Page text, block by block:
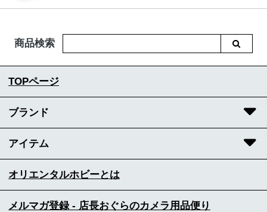
商品検索
TOPページ
ブランド
アイテム
オリエンタルホビーとは
メルマガ登録 - 店長おぐらのカメラ用品便り